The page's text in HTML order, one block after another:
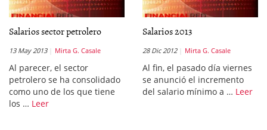
Salarios sector petrolero
13 May 2013 Mirta G. Casale
Al parecer, el sector
petrolero se ha consolidado
como uno de los que tiene
los … Leer
Salarios 2013
28 Dic 2012 Mirta G. Casale
Al fin, el pasado día viernes
se anunció el incremento
del salario mínimo a … Leer